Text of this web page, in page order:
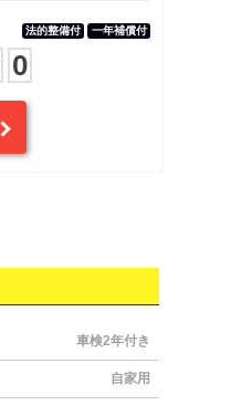
法的整備付 一年補償付
0
車検2年付き
自家用